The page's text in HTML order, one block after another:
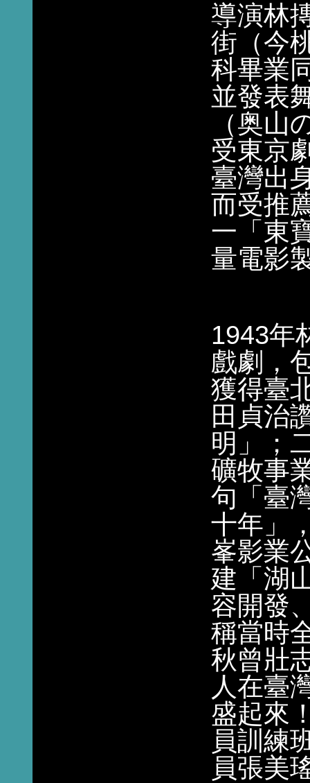
導演林
街（今
科畢業
並發表
（奥山
受東京
臺灣出
而受推
一「東
量電影
1943年
戲劇，
獲得臺
田貞治
明」；
礦牧事
句「臺
十年」
峯影業
建「湖
容開發
稱當時
秋曾壯
人在臺
盛起來
員訓練
員張美